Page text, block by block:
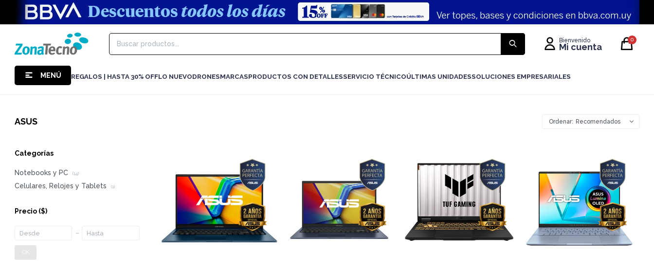
MENÚ REGALOS | HASTA 30% OFFLO NUEVODRONESMARCASPRODUCTOS CON DETALLESSERVICIO TÉCNICOÚLTIMAS UNIDADESSOLUCIONES EMPRESARIALES
0
ASUS Recomendados
Categorías
Notebooks y PC (14)
Celulares, Relojes y Tablets (1)
Precio ($)
OK